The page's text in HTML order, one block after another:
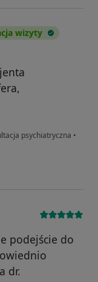
wizyty
psychiatryczna •
podejście do
dr.